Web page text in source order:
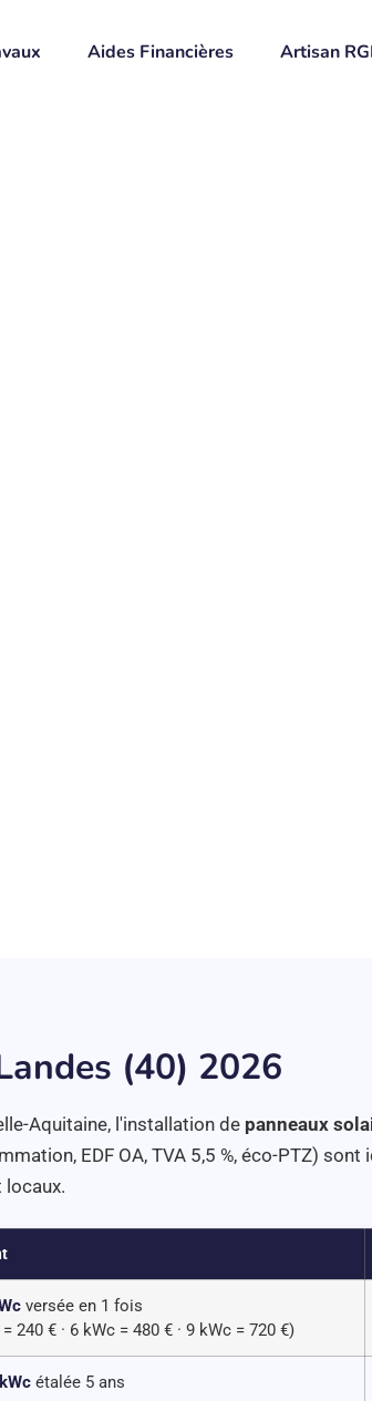
Aides Financières Artisan
(40) 2026
Aquitaine, l'installation de panneaux
EDF OA, TVA 5,5 %, éco-PTZ)
locaux.
versée en 1 fois
240 € · 6 kWc = 480 € · 9 kWc = 720 €)
étalée 5 ans